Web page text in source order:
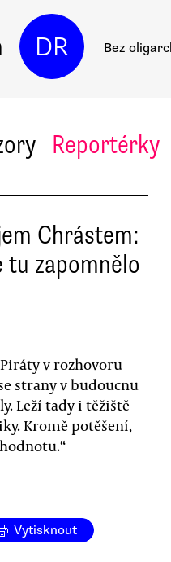
DR Bez
Reportérky
Chrástem:
tu zapomnělo
v rozhovoru
strany v budoucnu
Leží tady i těžiště
Kromě potěšení,
Vytisknout